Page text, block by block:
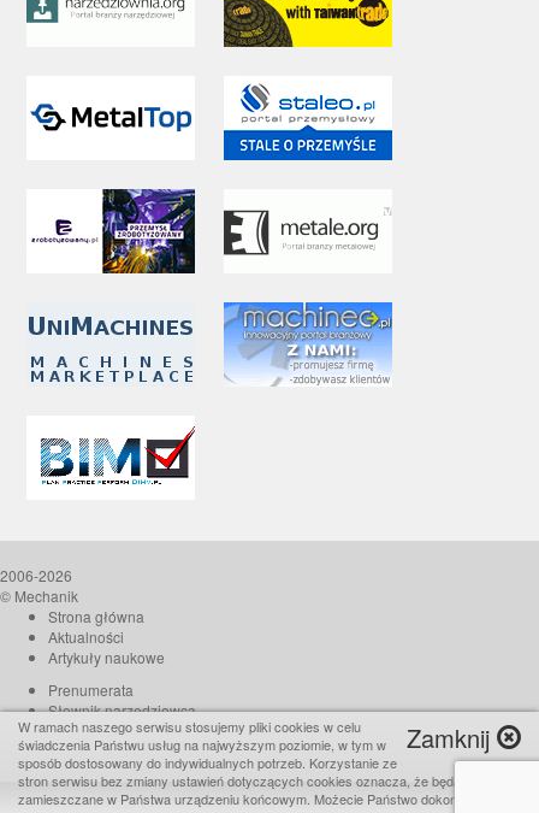
2006-2026
© Mechanik
Strona główna
Aktualności
Artykuły naukowe
Prenumerata
Słownik narzędziowca
O czasopiśmie
Reklama
Kontakt
Zamknij
W ramach naszego serwisu stosujemy pliki cookies w celu
świadczenia Państwu usług na najwyższym poziomie, w tym w
sposób dostosowany do indywidualnych potrzeb. Korzystanie ze
stron serwisu bez zmiany ustawień dotyczących cookies oznacza, że będą one
zamieszczane w Państwa urządzeniu końcowym. Możecie Państwo dokonać w